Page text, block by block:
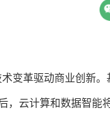
变革驱动商业创新
，云计算和数据智能